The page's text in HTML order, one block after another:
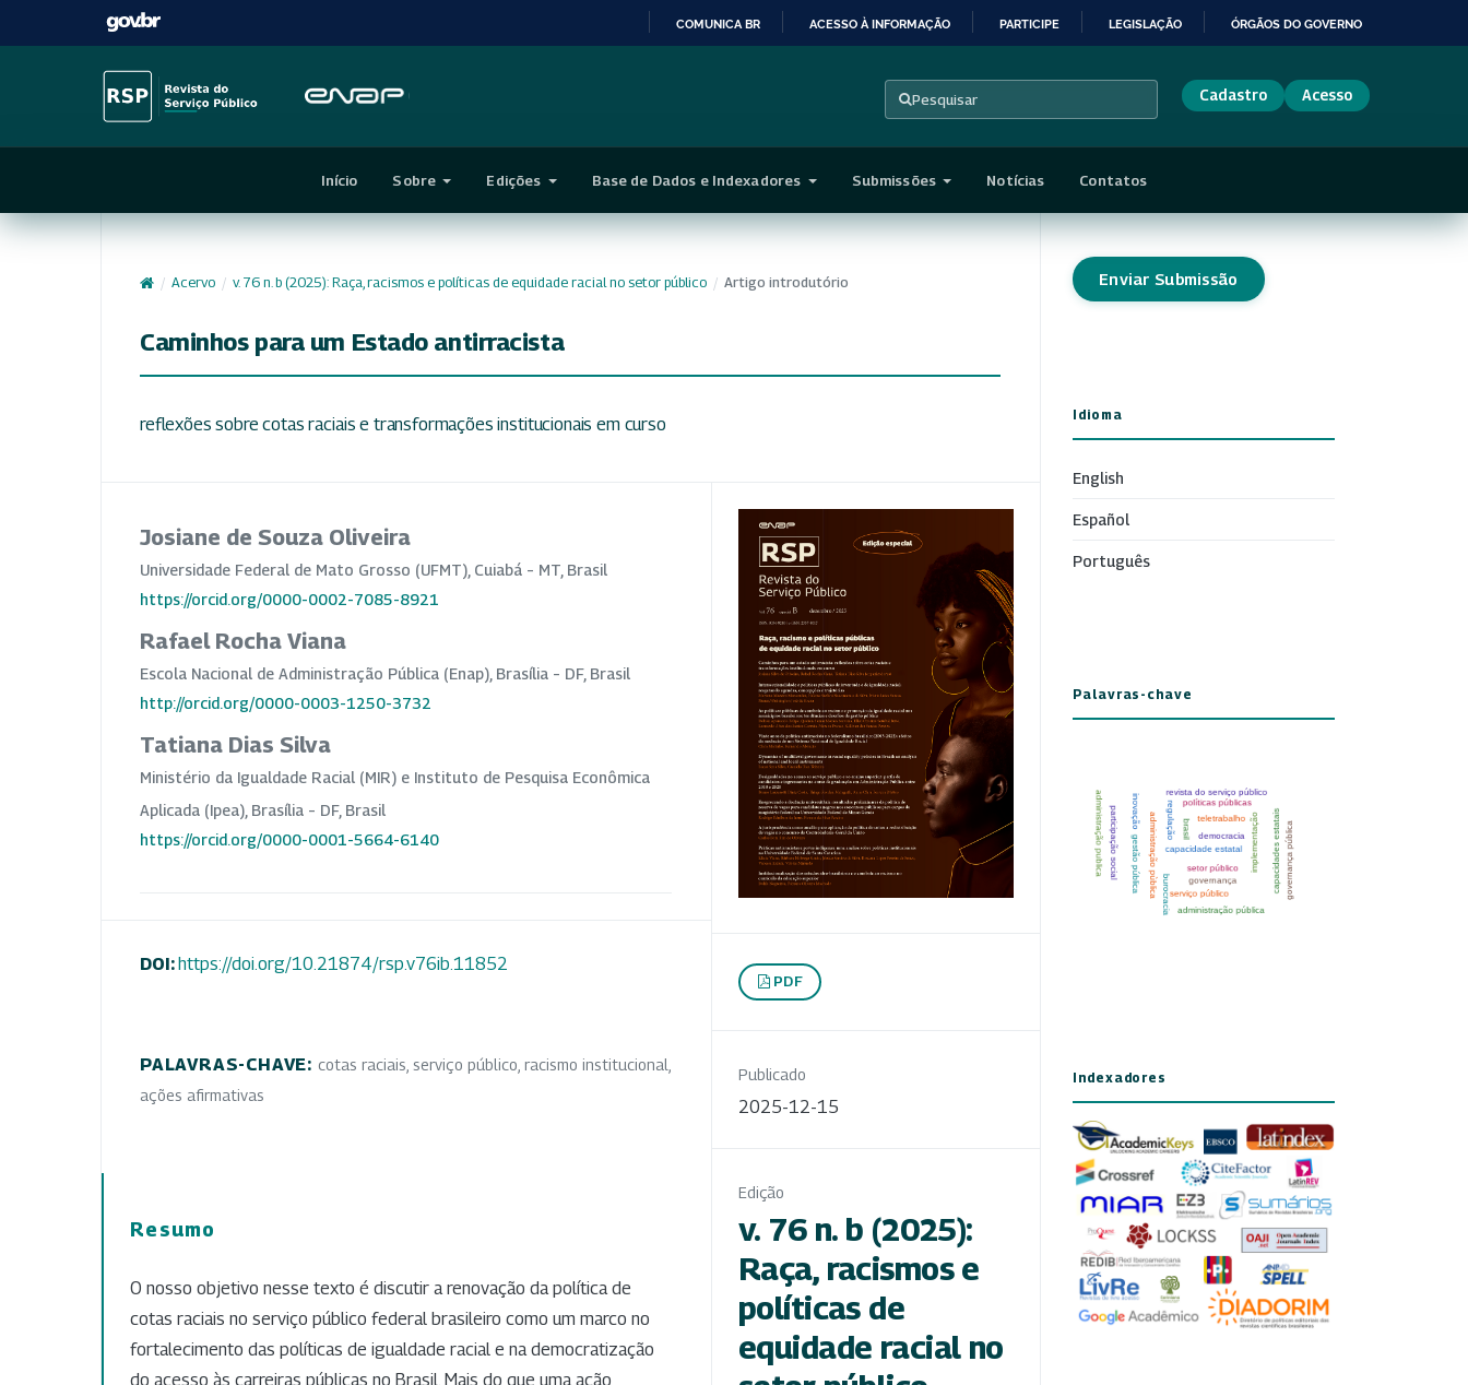
CONTEÚDO
COMUNICA BR ACESSO À INFORMAÇÃO PARTICIPE LEGISLAÇÃO ÓRGÃOS DO GOVERNO
Pesquisar Cadastro Acesso
Início Sobre Edições Base de Dados e Indexadores Submissões Notícias Contatos
/ Acervo / v. 76 n. b (2025): Raça, racismos e políticas de equidade racial no setor público / Artigo introdutório
Caminhos para um Estado antirracista
reflexões sobre cotas raciais e transformações institucionais em curso
Josiane de Souza Oliveira
Universidade Federal de Mato Grosso (UFMT), Cuiabá – MT, Brasil
https://orcid.org/0000-0002-7085-8921
Rafael Rocha Viana
Escola Nacional de Administração Pública (Enap), Brasília – DF, Brasil
http://orcid.org/0000-0003-1250-3732
Tatiana Dias Silva
Ministério da Igualdade Racial (MIR) e Instituto de Pesquisa Econômica
Aplicada (Ipea), Brasília – DF, Brasil
https://orcid.org/0000-0001-5664-6140
DOI:https://doi.org/10.21874/rsp.v76ib.11852
PALAVRAS-CHAVE: cotas raciais, serviço público, racismo institucional,
ações afirmativas
Resumo
O nosso objetivo nesse texto é discutir a renovação da política de
cotas raciais no serviço público federal brasileiro como um marco no
fortalecimento das políticas de igualdade racial e na democratização
do acesso às carreiras públicas no Brasil. Mais do que uma ação
PDF
Publicado
2025-12-15
Edição
v. 76 n. b (2025):
Raça, racismos e
políticas de
equidade racial no
Enviar Submissão
Idioma
English
Español
Português
Palavras-chave
Indexadores